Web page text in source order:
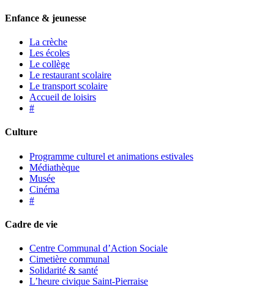
Enfance & jeunesse
La crèche
Les écoles
Le collège
Le restaurant scolaire
Le transport scolaire
Accueil de loisirs
#
Culture
Programme culturel et animations estivales
Médiathèque
Musée
Cinéma
#
Cadre de vie
Centre Communal d’Action Sociale
Cimetière communal
Solidarité & santé
L’heure civique Saint-Pierraise